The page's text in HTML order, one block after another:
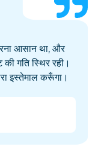
आसान था, और
गति स्थिर रही।
इस्तेमाल करूँगा।